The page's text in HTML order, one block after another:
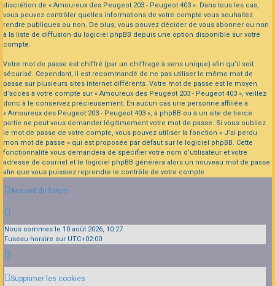
discrétion de « Amoureux des Peugeot 203 - Peugeot 403 ». Dans tous les cas,
vous pouvez contrôler quelles informations de votre compte vous souhaitez
rendre publiques ou non. De plus, vous pouvez décider de vous abonner ou non
à la liste de diffusion du logiciel phpBB depuis une option disponible sur votre
compte.
Votre mot de passe est chiffré (par un chiffrage à sens unique) afin qu’il soit
sécurisé. Cependant, il est recommandé de ne pas utiliser le même mot de
passe sur plusieurs sites internet différents. Votre mot de passe est le moyen
d’accès à votre compte sur « Amoureux des Peugeot 203 - Peugeot 403 », veillez
donc à le conservez précieusement. En aucun cas une personne affiliée à
« Amoureux des Peugeot 203 - Peugeot 403 », à phpBB ou à un site de tierce
partie ne peut vous demander légitimement votre mot de passe. Si vous oubliez
le mot de passe de votre compte, vous pouvez utiliser la fonction « J’ai perdu
mon mot de passe » qui est proposée par défaut sur le logiciel phpBB. Cette
fonctionnalité vous demandera de spécifier votre nom d’utilisateur et votre
adresse de courriel et le logiciel phpBB générera alors un nouveau mot de passe
afin que vous puissiez reprendre le contrôle de votre compte.
Accueil du forum
Nous sommes le 10 août 2026, 10:27
Fuseau horaire sur UTC+02:00
Supprimer les cookies